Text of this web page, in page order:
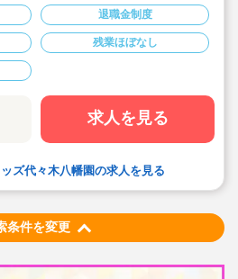
以上！
は時短勤務OK
子育て中の方も働きやすい環境です
制度がありますので、独身、既婚者問
働きやすい環境です。
利用可能です！
係を大事にしています。チーム保育で
でサポート。新卒で不安な方、中途で馴
方ブランク空けの方、別業種からのキャ
方！どんな方でもチームでサポートしあ
する環境です
の職員がいるため働きやすい就業環境で
生、海外研修など腰を据え長く勤務でき
退職金制度
残業ほぼなし
求人を見る
ズ代々木八幡園の求人を見る
条件を変更